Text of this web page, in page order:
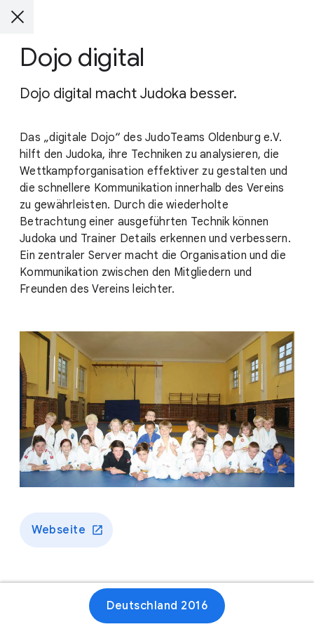
Dojo digital
Dojo digital macht Judoka besser.
Das „digitale Dojo“ des JudoTeams Oldenburg e.V.
hilft den Judoka, ihre Techniken zu analysieren, die
Wettkampforganisation effektiver zu gestalten und
die schnellere Kommunikation innerhalb des Vereins
zu gewährleisten. Durch die wiederholte
Betrachtung einer ausgeführten Technik können
Judoka und Trainer Details erkennen und verbessern.
Ein zentraler Server macht die Organisation und die
Kommunikation zwischen den Mitgliedern und
Freunden des Vereins leichter.
Webseite
Deutschland 2016